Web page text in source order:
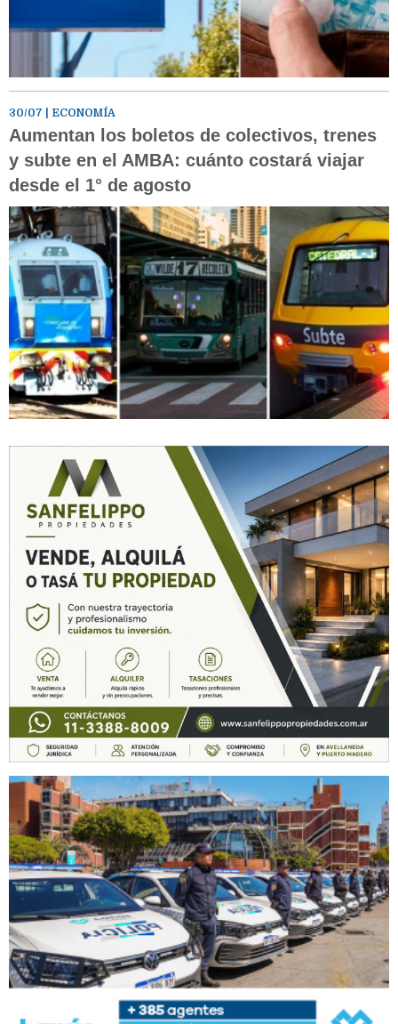
30/07 | ECONOMÍA
Aumentan los boletos de colectivos, trenes
y subte en el AMBA: cuánto costará viajar
desde el 1° de agosto